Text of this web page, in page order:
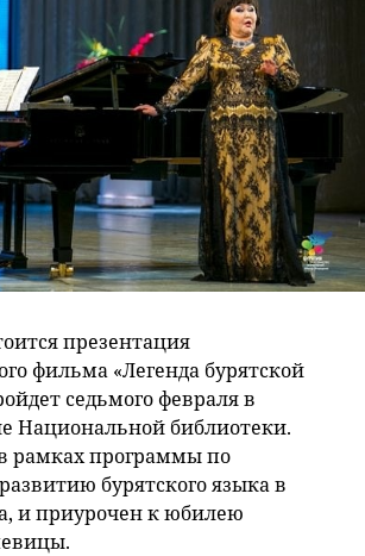
презентация
фильма «Легенда бурятской
седьмого февраля в
Национальной библиотеки.
рамках программы по
бурятского языка в
и приурочен к юбилею